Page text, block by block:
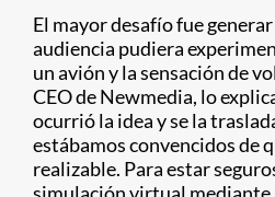
El mayor desafío fue
audiencia pudiera
un avión y la sensación de
CEO de Newmedia, lo
ocurrió la idea y se la
estábamos convencidos de
realizable. Para estar